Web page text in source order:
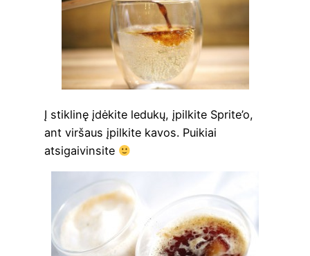
Į stik­li­nę įdė­ki­te ledu­kų, įpil­ki­te Spri­te’o,
ant vir­šaus įpil­ki­te kavos. Pui­kiai
atsigaivinsite